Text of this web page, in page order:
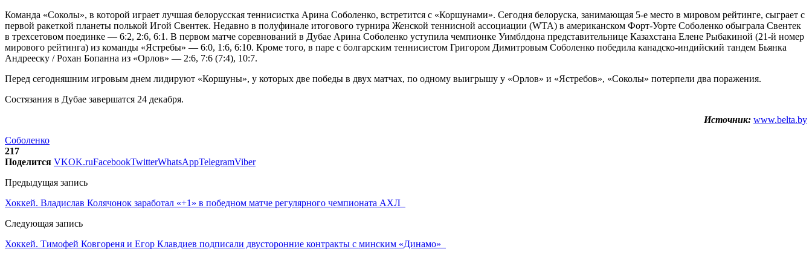
Команда «Соколы», в которой играет лучшая белорусская теннисистка Арина Соболенко, встретится с «Коршунами». Сегодня белоруска, занимающая 5-е место в мировом рейтинге, сыграет с
первой ракеткой планеты полькой Игой Свентек. Недавно в полуфинале итогового турнира Женской теннисной ассоциации (WTA) в американском Форт-Уорте Соболенко обыграла Свентек
в трехсетовом поединке — 6:2, 2:6, 6:1. В первом матче соревнований в Дубае Арина Соболенко уступила чемпионке Уимблдона представительнице Казахстана Елене Рыбакиной (21-й номер
мирового рейтинга) из команды «Ястребы» — 6:0, 1:6, 6:10. Кроме того, в паре с болгарским теннисистом Григором Димитровым Соболенко победила канадско-индийский тандем Бьянка
Андрееску / Рохан Бопанна из «Орлов» — 2:6, 7:6 (7:4), 10:7.
Перед сегодняшним игровым днем лидируют «Коршуны», у которых две победы в двух матчах, по одному выигрышу у «Орлов» и «Ястребов», «Соколы» потерпели два поражения.
Состязания в Дубае завершатся 24 декабря.
Источник: www.belta.by
Соболенко
217
Поделится VKOK.ruFacebookTwitterWhatsAppTelegramViber
Предыдущая запись
Хоккей. Владислав Колячонок заработал «+1» в победном матче регулярного чемпионата АХЛ
Следующая запись
Хоккей. Тимофей Ковгореня и Егор Клавдиев подписали двусторонние контракты с минским «Динамо»